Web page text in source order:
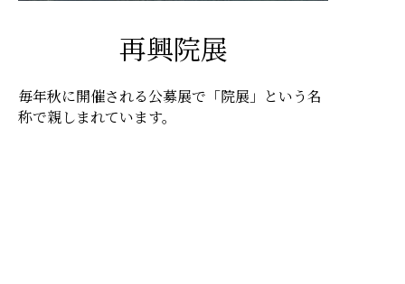
再興院展
毎年秋に開催される公募展で「院展」という名
称で親しまれています。